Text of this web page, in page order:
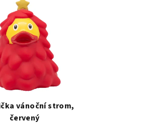
vánoční strom,
červený